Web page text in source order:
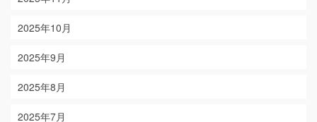
2025年10月
2025年9月
2025年8月
2025年7月